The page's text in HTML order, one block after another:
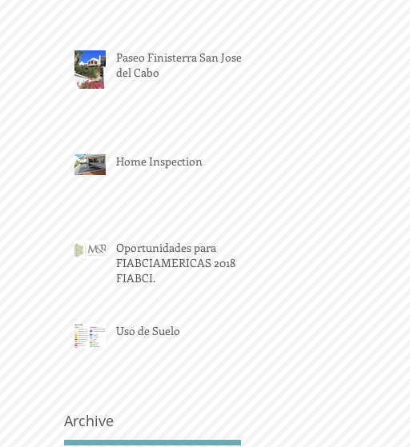
Paseo Finisterra San Jose
del Cabo
Home Inspection
Oportunidades para
FIABCIAMERICAS 2018
FIABCI.
Uso de Suelo
Archive